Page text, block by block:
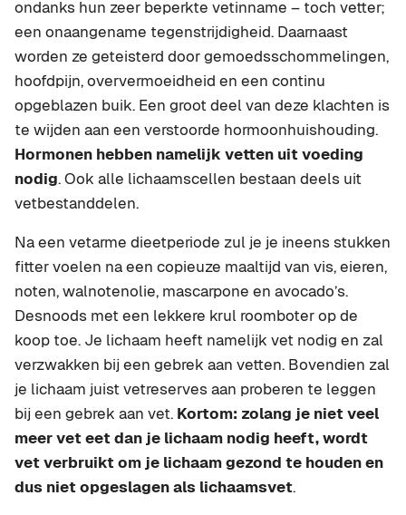
ondanks hun zeer beperkte vetinname – toch vetter;
een onaangename tegenstrijdigheid. Daarnaast
worden ze geteisterd door gemoedsschommelingen,
hoofdpijn, oververmoeidheid en een continu
opgeblazen buik. Een groot deel van deze klachten is
te wijden aan een verstoorde hormoonhuishouding.
Hormonen hebben namelijk vetten uit voeding
nodig. Ook alle lichaamscellen bestaan deels uit
vetbestanddelen.
Na een vetarme dieetperiode zul je je ineens stukken
fitter voelen na een copieuze maaltijd van vis, eieren,
noten, walnotenolie, mascarpone en avocado’s.
Desnoods met een lekkere krul roomboter op de
koop toe. Je lichaam heeft namelijk vet nodig en zal
verzwakken bij een gebrek aan vetten. Bovendien zal
je lichaam juist vetreserves aan proberen te leggen
bij een gebrek aan vet. Kortom: zolang je niet veel
meer vet eet dan je lichaam nodig heeft, wordt
vet verbruikt om je lichaam gezond te houden en
dus niet opgeslagen als lichaamsvet.